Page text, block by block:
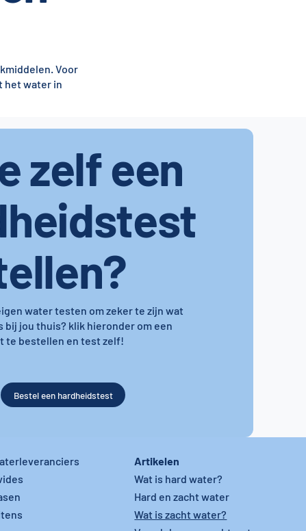
Voor
het water in
zelf een
water testen om zeker te zijn wat
bij jou thuis? klik hieronder om een
te bestellen en test zelf!
Bestel een hardheidstest
Artikelen
Wat is hard water?
Hard en zacht water
Wat is zacht water?